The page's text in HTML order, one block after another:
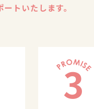
トいたします。
3